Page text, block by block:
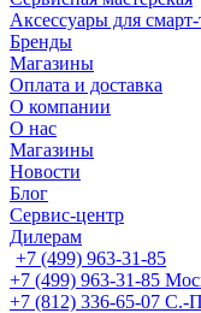
Аксессуары для смарт-
Бренды
Магазины
Оплата и доставка
О компании
О нас
Магазины
Новости
Блог
Сервис-центр
Дилерам
+7 (499) 963-31-85
+7 (499) 963-31-85
+7 (812) 336-65-07 С.-